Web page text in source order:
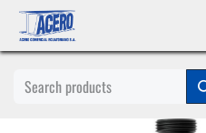
Ir al contenido